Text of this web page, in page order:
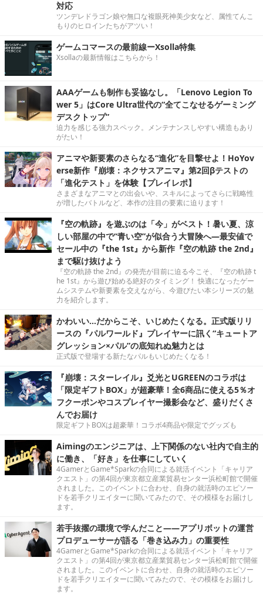
対応
ツンデレドラゴン娘や無口な複眼死神美少女など、属性てんこ
もりのヒロインたちがアツい！
ゲームコマースの最前線ーXsolla特集
Xsollaの最新情報はこちらから！
AAAゲームも制作も妥協なし。「Lenovo Legion To
wer 5」はCore Ultra世代の“全てこなせるゲーミング
デスクトップ”
迫力を感じる強力スペック。メンテナンスしやすい構造もあり
がたい！
アニマや新要素のさらなる“進化”を目撃せよ！HoYov
erse新作『崩壊：ネクサスアニマ』第2回βテストの
「進化テスト」を体験【プレイレポ】
さまざまなアニマとの出会いや、スキルによってさらに戦略性
が増したバトルなど、本作の注目の要素に迫ります！
『空の軌跡』を遊ぶのは「今」がベスト！暑い夏、涼
しい部屋の中で“青い空”が似合う大冒険へ―最安値で
セール中の『the 1st』から新作『空の軌跡 the 2nd』
まで駆け抜けよう
『空の軌跡 the 2nd』の発売が目前に迫る今こそ、『空の軌跡 t
he 1st』から遊び始める絶好のタイミング！ 快適になったゲー
ムシステムや新要素を交えながら、今遊びたい本シリーズの魅
力を紹介します。
かわいい…だからこそ、いじめたくなる。正式版リリ
ースの『パルワールド』プレイヤーに訊く“キュートア
グレッション×パル”の底知れぬ魅力とは
正式版で登場する新たなパルもいじめたくなる！
『崩壊：スターレイル』爻光とUGREENのコラボは
「限定ギフトBOX」が超豪華！全6商品に使える5％オ
フクーポンやコスプレイヤー撮影会など、盛りだくさ
んでお届け
限定ギフトBOXは超豪華！コラボ4商品や限定でグッズも
Aimingのエンジニアは、上下関係のない社内で自主的
に働き、「好き」を仕事にしていく
4GamerとGame*Sparkの合同による就活イベント「キャリア
クエスト」の第4回が東京都立産業貿易センター浜松町館で開催
されました。このイベントに合わせ、自身の就活時のエピソー
ドを若手クリエイターに聞いてみたので、その模様をお届けし
ます。
若手抜擢の環境で学んだこと――アプリボットの運営
プロデューサーが語る「巻き込み力」の重要性
4GamerとGame*Sparkの合同による就活イベント「キャリア
クエスト」の第4回が東京都立産業貿易センター浜松町館で開催
されました。このイベントに合わせ、自身の就活時のエピソー
ドを若手クリエイターに聞いてみたので、その模様をお届けし
ます。